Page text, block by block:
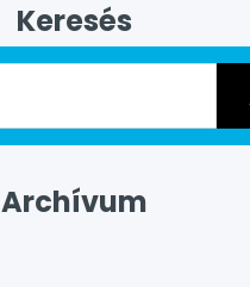
Keresés
Archívum